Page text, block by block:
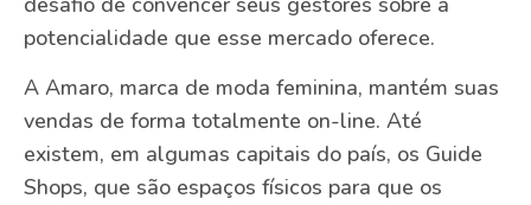
potencialidade que esse mercado oferece.
A Amaro, marca de moda feminina, mantém suas
vendas de forma totalmente on-line. Até
existem, em algumas capitais do país, os Guide
Shops, que são espaços físicos para que os